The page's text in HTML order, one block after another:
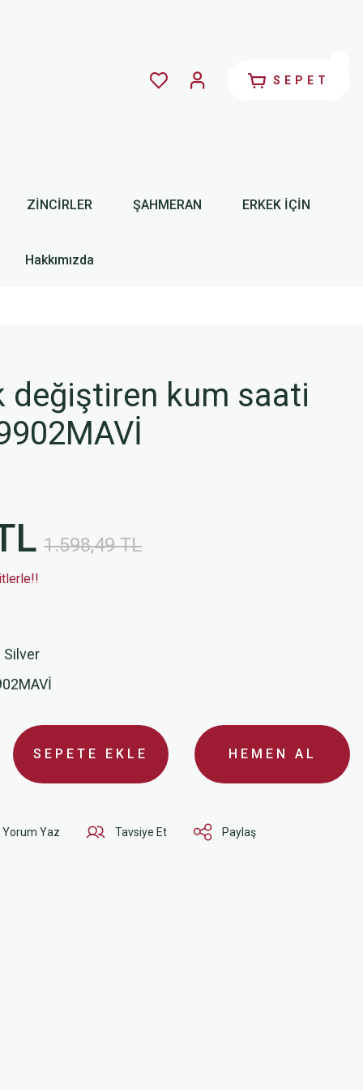
SEPET
ZİNCİRLER ŞAHMERAN ERKEK İÇİN
Hakkımızda
değiştiren kum saati
1.598,49 TL
Silver
SEPETE EKLE HEMEN AL
Yorum Yaz Tavsiye Et Paylaş